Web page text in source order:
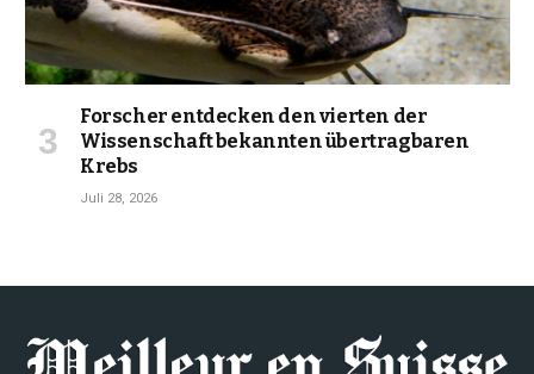
Forscher entdecken den vierten der
Wissenschaft bekannten übertragbaren
Krebs
Juli 28, 2026